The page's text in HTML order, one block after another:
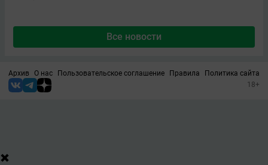
Все новости
Архив О нас Пользовательское соглашение Правила
Политика сайта
18+